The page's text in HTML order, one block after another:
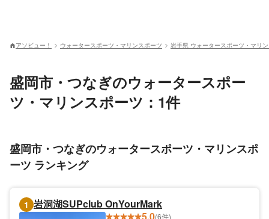
アソビュー！ ウォータースポーツ・マリンスポーツ 岩手県 ウォータースポーツ・マリ
盛岡市・つなぎのウォータースポー
ツ・マリンスポーツ：1件
盛岡市・つなぎのウォータースポーツ・マリンスポ
ーツ ランキング
1 岩洞湖SUPclub OnYourMark
(6件)